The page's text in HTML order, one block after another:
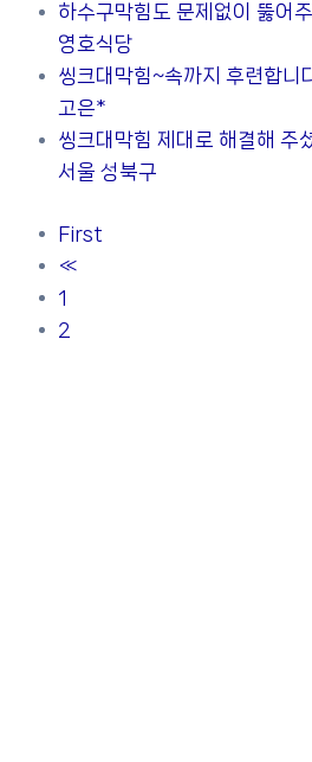
하수구막힘도 문제없이 뚫어
영호식당
씽크대막힘~속까지 후련합니
고은*
씽크대막힘 제대로 해결해 주
서울 성북구
First
«
1
2